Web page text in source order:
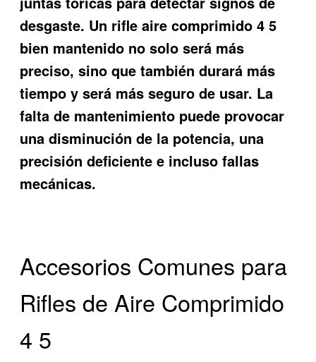
desgaste. Un rifle aire comprimido 4 5
bien mantenido no solo será más
preciso, sino que también durará más
tiempo y será más seguro de usar. La
falta de mantenimiento puede provocar
una disminución de la potencia, una
precisión deficiente e incluso fallas
mecánicas.
Accesorios Comunes para
Rifles de Aire Comprimido
4 5